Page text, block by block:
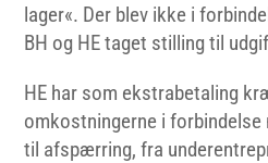
lager«. Der blev ikke i
BH og HE taget stilling til
HE har som ekstrabetaling
omkostningerne i forbindelse
til afspærring, fra